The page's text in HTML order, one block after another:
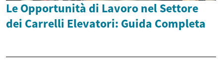
Le Opportunità di Lavoro nel Settore
dei Carrelli Elevatori: Guida Completa